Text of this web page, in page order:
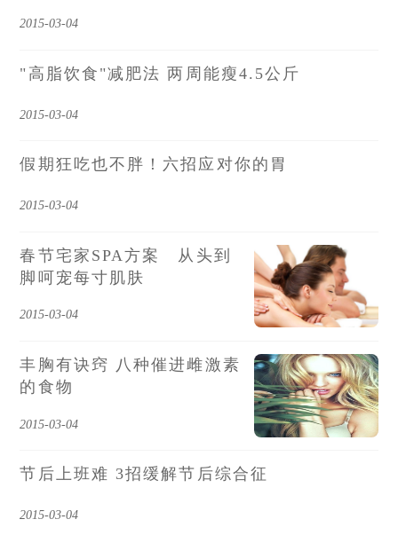
2015-03-04
"高脂饮食"减肥法 两周能瘦4.5公斤
2015-03-04
假期狂吃也不胖！六招应对你的胃
2015-03-04
春节宅家SPA方案 从头到
脚呵宠每寸肌肤
2015-03-04
丰胸有诀窍 八种催进雌激素
的食物
2015-03-04
节后上班难 3招缓解节后综合征
2015-03-04